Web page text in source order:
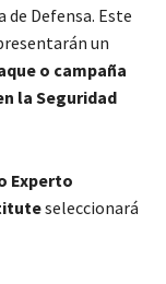
Defensa. Este
un
o campaña
la Seguridad
Experto
seleccionará